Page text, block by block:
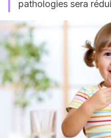
pathologies sera